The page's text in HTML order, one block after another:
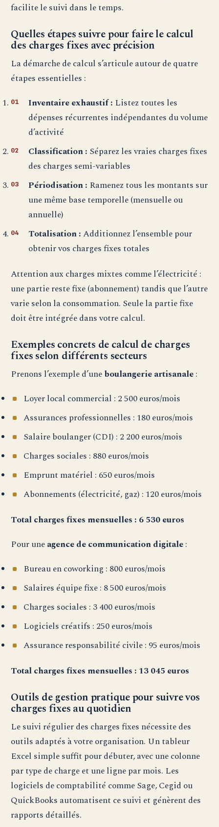
facilite le suivi dans le temps.
Quelles étapes suivre pour faire le calcul
des charges fixes avec précision
La démarche de calcul s’articule autour de quatre
étapes essentielles :
Inventaire exhaustif : Listez toutes les
dépenses récurrentes indépendantes du volume
d’activité
Classification : Séparez les vraies charges fixes
des charges semi-variables
Périodisation : Ramenez tous les montants sur
une même base temporelle (mensuelle ou
annuelle)
Totalisation :Additionnez l’ensemble pour
obtenir vos charges fixes totales
Attention aux charges mixtes comme l’électricité :
une partie reste fixe (abonnement) tandis que l’autre
varie selon la consommation. Seule la partie fixe
doit être intégrée dans votre calcul.
Exemples concrets de calcul de charges
fixes selon différents secteurs
Prenons l’exemple d’uneboulangerie artisanale:
Loyer local commercial : 2 500 euros/mois
Assurances professionnelles : 180 euros/mois
Salaire boulanger (CDI) : 2 200 euros/mois
Charges sociales : 880 euros/mois
Emprunt matériel : 650 euros/mois
Abonnements (électricité, gaz) : 120 euros/mois
Total charges fixes mensuelles : 6 530 euros
Pour uneagence de communication digitale:
Bureau en coworking : 800 euros/mois
Salaires équipe fixe : 8 500 euros/mois
Charges sociales : 3 400 euros/mois
Logiciels créatifs : 250 euros/mois
Assurance responsabilité civile : 95 euros/mois
Total charges fixes mensuelles : 13 045 euros
Outils de gestion pratique pour suivre vos
charges fixes au quotidien
Le suivi régulier des charges fixes nécessite des
outils adaptés à votre organisation. Un tableur
Excel simple suffit pour débuter, avec une colonne
par type de charge et une ligne par mois. Les
logiciels de comptabilité comme Sage, Cegid ou
QuickBooks automatisent ce suivi et génèrent des
rapports détaillés.